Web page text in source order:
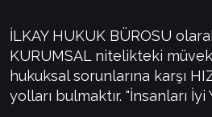
İLKAY HUKUK BÜROSU
KURUMSAL nitelikteki
hukuksal sorunlarına karşı
yolları bulmaktır. "İnsanları İyi